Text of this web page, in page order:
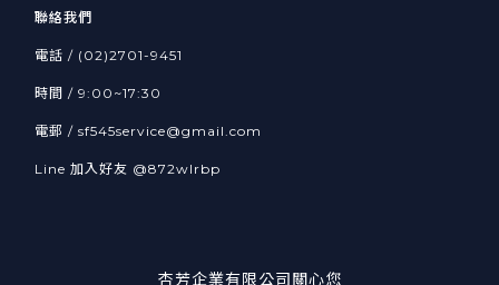
聯絡我們
電話 / (02)2701-9451
時間 / 9:00~17:30
電郵 / sf545service@gmail.com
Line 加入好友 @872wlrbp
杏芳企業有限公司關心您